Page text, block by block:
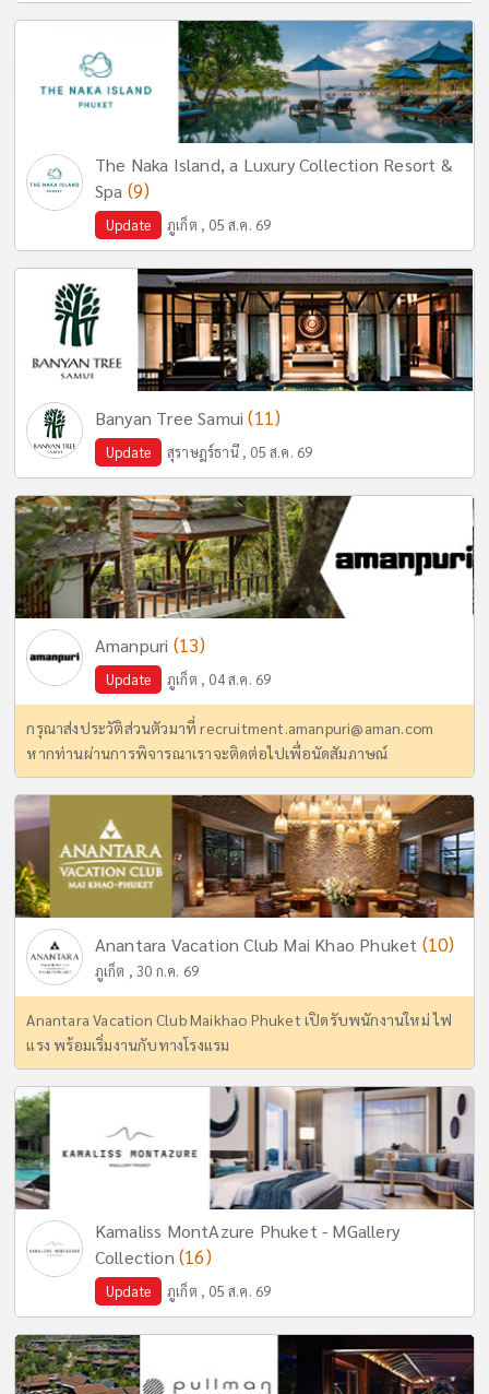
The Naka Island, a Luxury Collection Resort &
Spa (9)
Update ภูเก็ต , 05 ส.ค. 69
Banyan Tree Samui(11)
Update สุราษฎร์ธานี , 05 ส.ค. 69
Amanpuri (13)
Update ภูเก็ต , 04 ส.ค. 69
กรุณาส่งประวัติส่วนตัวมาที่recruitment.amanpuri@aman.com
หากท่านผ่านการพิจารณาเราจะติดต่อไปเพื่อนัดสัมภาษณ์
Anantara Vacation Club Mai Khao Phuket (10)
ภูเก็ต , 30 ก.ค. 69
Anantara Vacation Club Maikhao Phuket เปิดรับพนักงานใหม่ ไฟ
แรง พร้อมเริ่มงานกับทางโรงแรม
Kamaliss MontAzure Phuket - MGallery
Collection (16)
Update ภูเก็ต , 05 ส.ค. 69